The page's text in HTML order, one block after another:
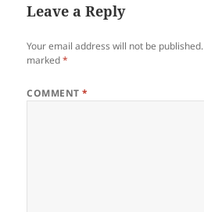
Leave a Reply
Your email address will not be published.
marked*
COMMENT*